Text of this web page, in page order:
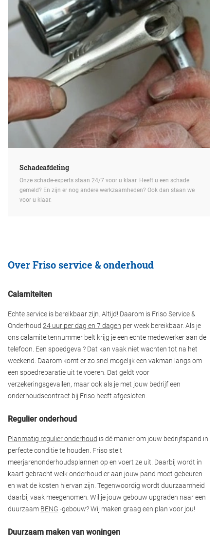
Schadeafdeling
Onze schade-experts staan 24/7 voor u klaar. Heeft u een schade
gemeld? En zijn er nog andere werkzaamheden? Ook dan staan we
voor u klaar.
Over Friso service & onderhoud
Calamiteiten
Echte service is bereikbaar zijn. Altijd! Daarom is Friso Service &
Onderhoud 24 uur per dag en 7 dagen per week bereikbaar. Als je
ons calamiteitennummer belt krijg je een echte medewerker aan de
telefoon. Een spoedgeval? Dat kan vaak niet wachten tot na het
weekend. Daarom komt er zo snel mogelijk een vakman langs om
een spoedreparatie uit te voeren. Dat geldt voor
verzekeringsgevallen, maar ook als je met jouw bedrijf een
onderhoudscontract bij Friso heeft afgesloten.
Regulier onderhoud
Planmatig regulier onderhoud is dé manier om jouw bedrijfspand in
perfecte conditie te houden. Friso stelt
meerjarenonderhoudsplannen op en voert ze uit. Daarbij wordt in
kaart gebracht welk onderhoud er aan jouw pand moet gebeuren
en wat de kosten hiervan zijn. Tegenwoordig wordt duurzaamheid
daarbij vaak meegenomen. Wil je jouw gebouw upgraden naar een
duurzaam BENG -gebouw? Wij maken graag een plan voor jou!
Duurzaam maken van woningen